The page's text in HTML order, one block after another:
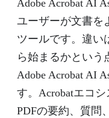
Adobe Acrobat AI
ユーザーが文書を
ツールです。違い
ら始まるかという
Adobe Acrobat AI
す。Acrobatエコ
PDFの要約、質問